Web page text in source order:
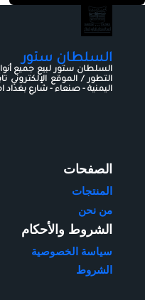
السلطان ستور
السلطان ستور لبيع جميع
التطور / الموقع الإلكتروني
اليمنية - صنعاء - شارع بغداد
الصفحات
المنتجات
من نحن
الشروط والأحكام
سياسة الخصوصية
الشروط